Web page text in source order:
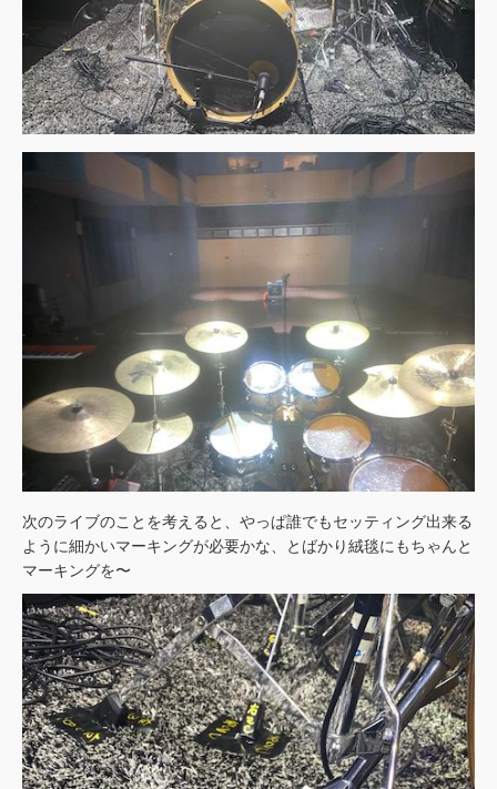
次のライブのことを考えると、やっぱ誰でもセッティング出来る
ように細かいマーキングが必要かな、とばかり絨毯にもちゃんと
マーキングを〜